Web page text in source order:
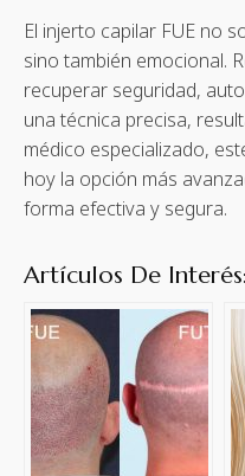
El injerto capilar FUE no
sino también emocional.
recuperar seguridad,
una técnica precisa,
médico especializado,
hoy la opción más
forma efectiva y segura.
Artículos De Interés: